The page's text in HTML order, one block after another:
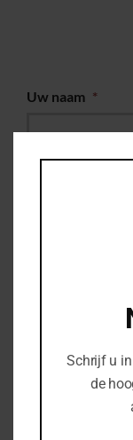
Uw naam *
Uw e-mail *
Bedrijfsnaam
Schrijf u
de